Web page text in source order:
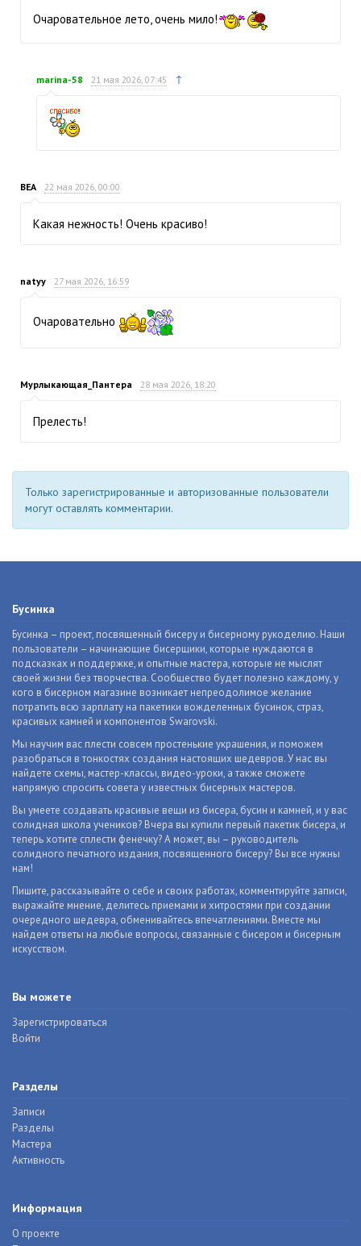
Очаровательное лето, очень мило!
marina-58 21 мая 2026, 07:45 ↑
ВЕА 22 мая 2026, 00:00
Какая нежность! Очень красиво!
natyy 27 мая 2026, 16:59
Очаровательно
Мурлыкающая_Пантера 28 мая 2026, 18:20
Прелесть!
Только зарегистрированные и авторизованные пользователи
могут оставлять комментарии.
Бусинка
Бусинка – проект, посвященный бисеру и бисерному рукоделию. Наши
пользователи – начинающие бисерщики, которые нуждаются в
подсказках и поддержке, и опытные мастера, которые не мыслят
своей жизни без творчества. Сообщество будет полезно каждому, у
кого в бисерном магазине возникает непреодолимое желание
потратить всю зарплату на пакетики вожделенных бусинок, страз,
красивых камней и компонентов Swarovski.
Мы научим вас плести совсем простенькие украшения, и поможем
разобраться в тонкостях создания настоящих шедевров. У нас вы
найдете схемы, мастер-классы, видео-уроки, а также сможете
напрямую спросить совета у известных бисерных мастеров.
Вы умеете создавать красивые вещи из бисера, бусин и камней, и у вас
солидная школа учеников? Вчера вы купили первый пакетик бисера, и
теперь хотите сплести фенечку? А может, вы – руководитель
солидного печатного издания, посвященного бисеру? Вы все нужны
нам!
Пишите, рассказывайте о себе и своих работах, комментируйте записи,
выражайте мнение, делитесь приемами и хитростями при создании
очередного шедевра, обменивайтесь впечатлениями. Вместе мы
найдем ответы на любые вопросы, связанные с бисером и бисерным
искусством.
Вы можете
Зарегистрироваться
Войти
Разделы
Записи
Разделы
Мастера
Активность
Информация
О проекте